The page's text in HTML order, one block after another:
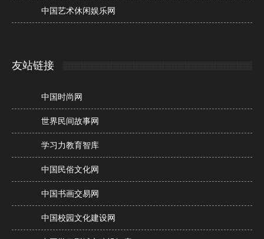
中国艺术休闲娱乐网
友站链接
中国时尚网
世界民间故事网
学习力教育智库
中国民俗文化网
中国书画交易网
中国校园文化建设网